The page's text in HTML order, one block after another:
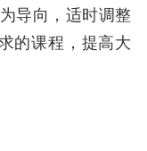
导向，适时调整
的课程，提高大